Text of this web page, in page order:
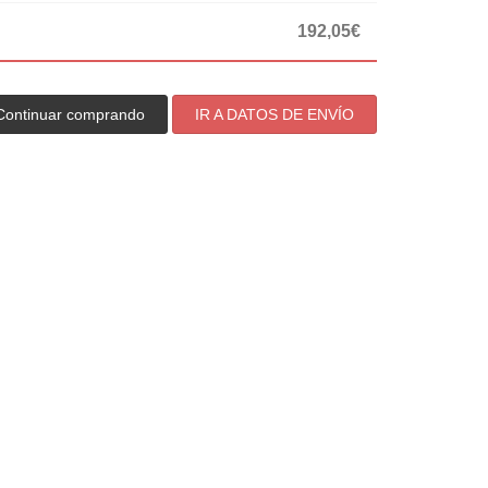
192,05€
comprando IR A DATOS DE ENVÍO